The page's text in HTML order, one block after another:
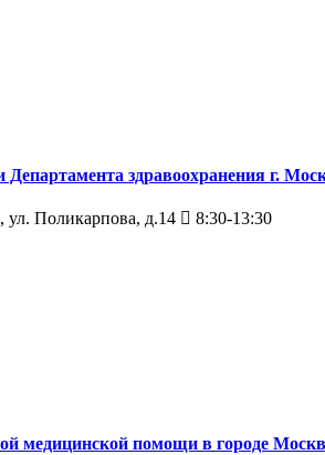
здравоохранения г.
ул. Поликарпова, д.14 8:30-13:30
медицинской помощи в городе